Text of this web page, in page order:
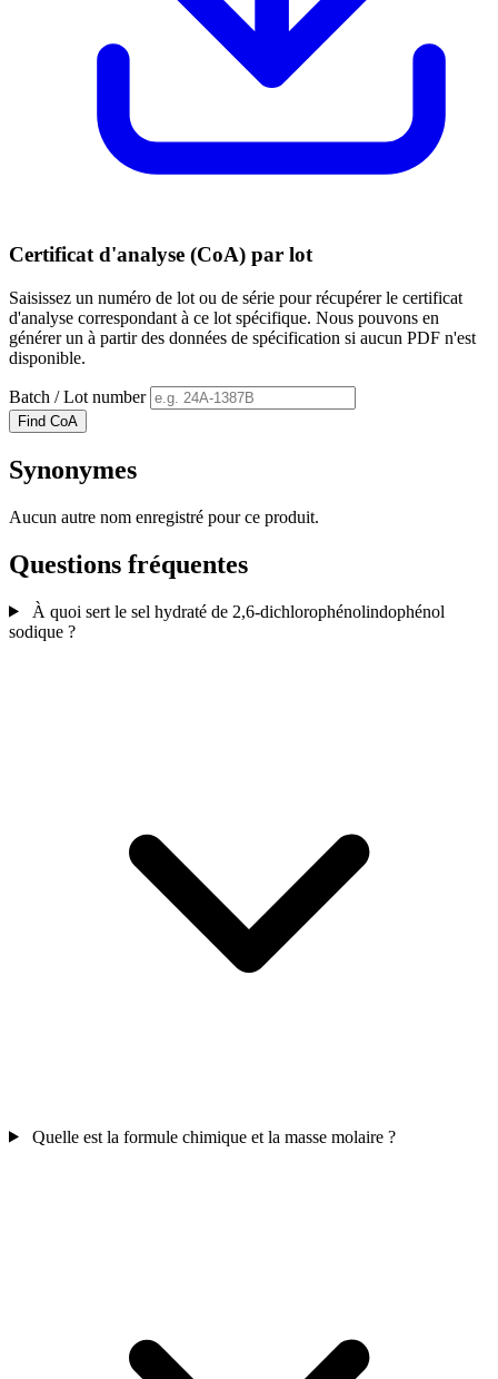
Certificat d'analyse (CoA) par lot
Saisissez un numéro de lot ou de série pour récupérer le certificat
d'analyse correspondant à ce lot spécifique. Nous pouvons en
générer un à partir des données de spécification si aucun PDF n'est
disponible.
Batch / Lot number
Find CoA
Synonymes
Aucun autre nom enregistré pour ce produit.
Questions fréquentes
À quoi sert le sel hydraté de 2,6-dichlorophénolindophénol
sodique ?
Quelle est la formule chimique et la masse molaire ?